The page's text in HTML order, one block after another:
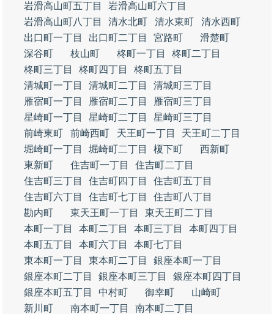
岩滑高山町五丁目
岩滑高山町六丁目
岩滑高山町八丁目
清水北町 清水東町
清水西町
出口町一丁目
出口町二丁目 宮路町
滑楚町
深谷町
枝山町 柊町一丁目
柊町二丁目
柊町三丁目
柊町四丁目
柊町五丁目
清城町一丁目
清城町二丁目
清城町三丁目
雁宿町一丁目
雁宿町二丁目
雁宿町三丁目
星崎町一丁目
星崎町二丁目
星崎町三丁目
前崎東町
前崎西町 天王町一丁目
天王町二丁目
堀崎町一丁目
堀崎町二丁目 榎下町
西新町
東新町
住吉町一丁目
住吉町二丁目
住吉町三丁目
住吉町四丁目
住吉町五丁目
住吉町六丁目
住吉町七丁目
住吉町八丁目
勘内町
東天王町一丁目
東天王町二丁目
本町一丁目
本町二丁目 本町三丁目
本町四丁目
本町五丁目
本町六丁目
本町七丁目
東本町一丁目
東本町二丁目
銀座本町一丁目
銀座本町二丁目
銀座本町三丁目
銀座本町四丁目
銀座本町五丁目
中村町 御幸町
山崎町
新川町
南本町一丁目
南本町二丁目